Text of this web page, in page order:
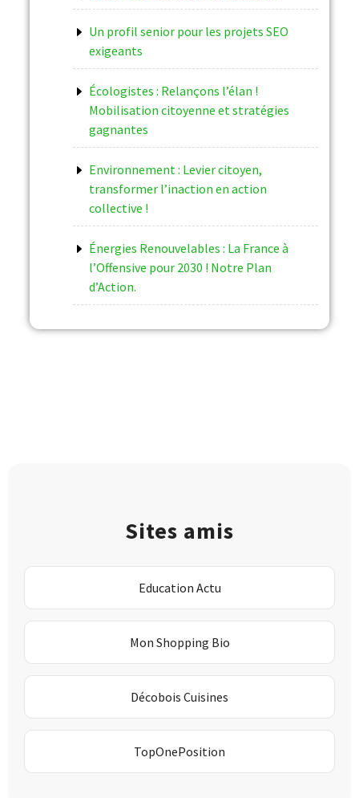
Un profil senior pour les projets SEO
exigeants
Écologistes : Relançons l’élan !
Mobilisation citoyenne et stratégies
gagnantes
Environnement : Levier citoyen,
transformer l’inaction en action
collective !
Énergies Renouvelables : La France à
l’Offensive pour 2030 ! Notre Plan
d’Action.
Sites amis
Education Actu
Mon Shopping Bio
Décobois Cuisines
TopOnePosition